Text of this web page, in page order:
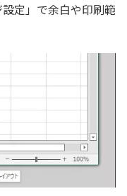
定」で余白や印刷範